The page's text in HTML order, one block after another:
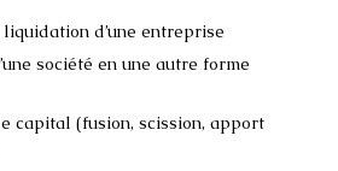
d’une entreprise
société en une autre forme
capital (fusion, scission, apport